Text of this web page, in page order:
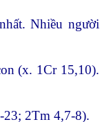
Nhiều người
(x. 1Cr 15,10).
23; 2Tm 4,7-8).